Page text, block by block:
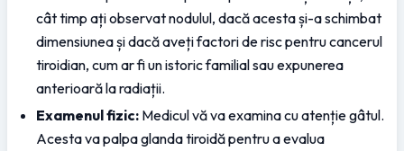
cât timp ați observat nodulul, dacă acesta și-a schimbat
dimensiunea și dacă aveți factori de risc pentru cancerul
tiroidian, cum ar fi un istoric familial sau expunerea
anterioară la radiații.
Examenul fizic: Medicul vă va examina cu atenție gâtul.
Acesta va palpa glanda tiroidă pentru a evalua